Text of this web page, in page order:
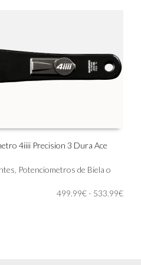
4iiii Precision 3 Dura Ace
Potenciometros de Biela o
499.99€- 533.99€Rango